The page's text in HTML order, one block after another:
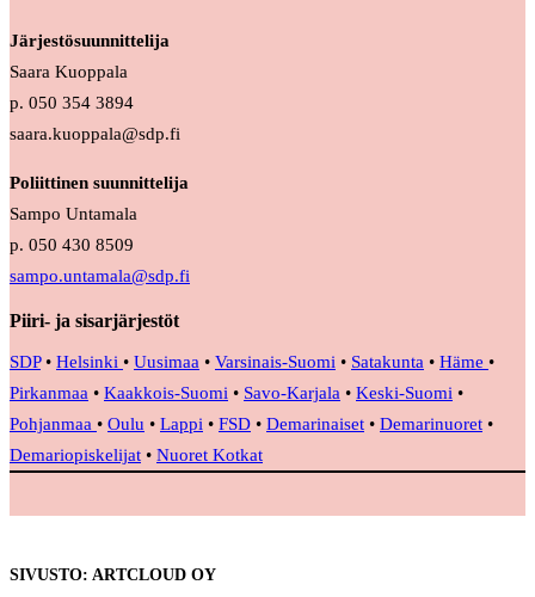
Järjestösuunnittelija
Saara Kuoppala
p. 050 354 3894
saara.kuoppala@sdp.fi
Poliittinen suunnittelija
Sampo Untamala
p. 050 430 8509
sampo.untamala@sdp.fi
Piiri- ja sisarjärjestöt
SDP• Helsinki • Uusimaa • Varsinais-Suomi • Satakunta • Häme •
Pirkanmaa • Kaakkois-Suomi • Savo-Karjala • Keski-Suomi •
Pohjanmaa • Oulu • Lappi • FSD • Demarinaiset • Demarinuoret •
Demariopiskelijat • Nuoret Kotkat
SIVUSTO: ARTCLOUD OY